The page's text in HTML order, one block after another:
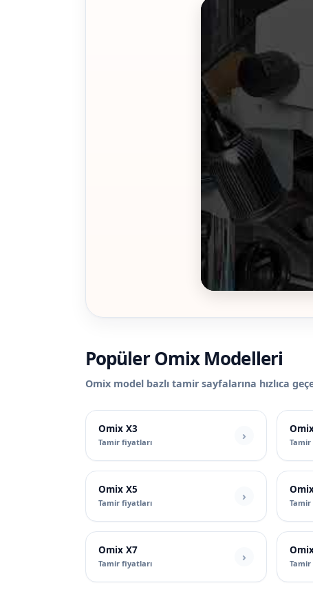
Popüler Omix Modelleri
Omix model bazlı tamir sayfalarına hızlıca
Omix X3
Tamir fiyatları
Omix X5
Tamir fiyatları
Omix X7
Tamir fiyatları